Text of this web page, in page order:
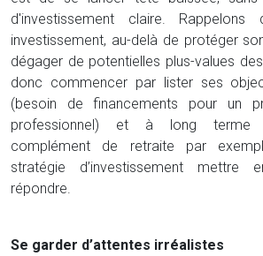
d'investissement claire. Rappelons
investissement, au-delà de protéger
dégager de potentielles plus-values
donc commencer par lister ses
(besoin de financements pour un
professionnel) et à long terme
complément de retraite par
stratégie d’investissement
répondre.
Se garder d’attentes irréalistes